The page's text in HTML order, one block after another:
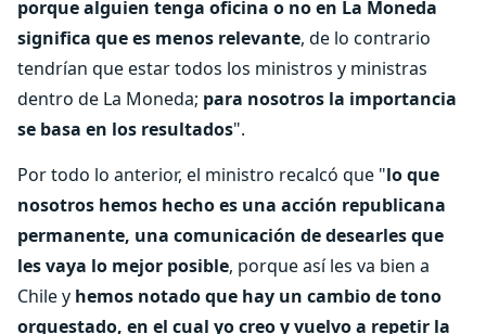
porque alguien tenga oficina o no en La Moneda
significa que es menos relevante, de lo contrario
tendrían que estar todos los ministros y ministras
dentro de La Moneda; para nosotros la importancia
se basa en los resultados".
Por todo lo anterior, el ministro recalcó que "lo que
nosotros hemos hecho es una acción republicana
permanente, una comunicación de desearles que
les vaya lo mejor posible, porque así les va bien a
Chile y hemos notado que hay un cambio de tono
orquestado, en el cual yo creo y vuelvo a repetir la